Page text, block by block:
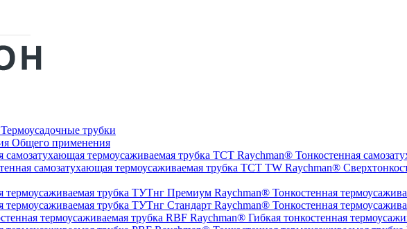
Термоусадочные трубки
Общего применения
Тонкостенная
Тонкостенная
Тонкостенная
Гибкая тонкостенная